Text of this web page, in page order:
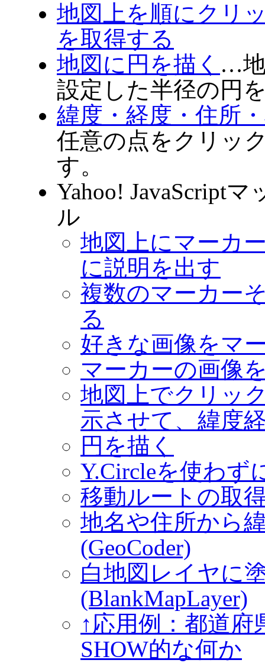
地図上を順にクリ
を取得する
地図に円を描く …地
設定した半径の円
緯度・経度・住所
任意の点をクリッ
す。
Yahoo! JavaScript
ル
地図上にマーカ
に説明を出す
複数のマーカー
る
好きな画像をマ
マーカーの画像
地図上でクリッ
示させて、緯度
円を描く
Y.Circleを使わず
移動ルートの取
地名や住所から
(GeoCoder)
白地図レイヤに
(BlankMapLayer)
↑応用例：都道
SHOW的な何か